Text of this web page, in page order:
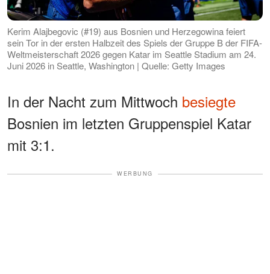
Kerim Alajbegovic (#19) aus Bosnien und Herzegowina feiert
sein Tor in der ersten Halbzeit des Spiels der Gruppe B der FIFA-
Weltmeisterschaft 2026 gegen Katar im Seattle Stadium am 24.
Juni 2026 in Seattle, Washington | Quelle: Getty Images
In der Nacht zum Mittwoch besiegte
Bosnien im letzten Gruppenspiel Katar
mit 3:1.
WERBUNG